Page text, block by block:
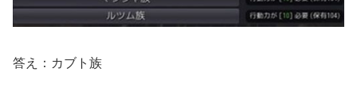
答え：カブト族